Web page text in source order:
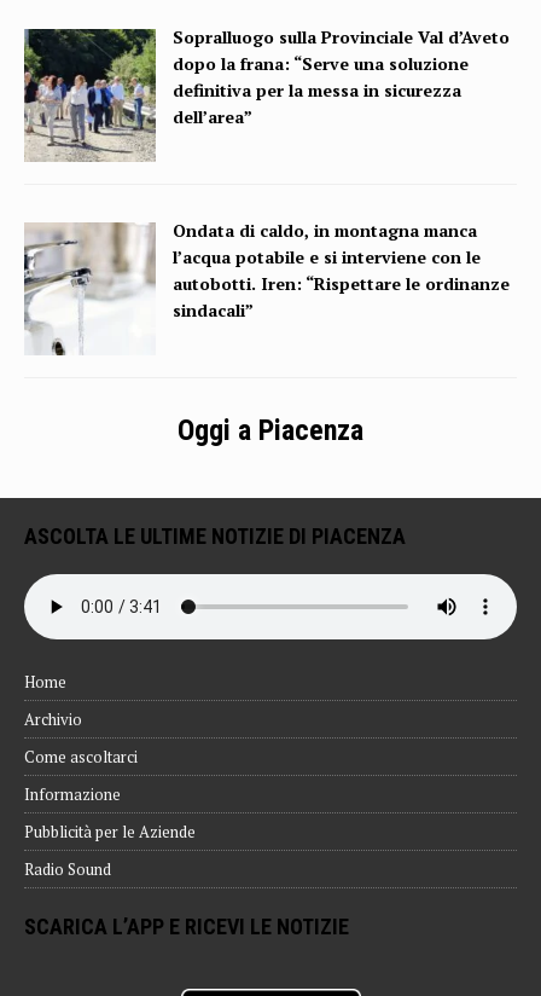
Sopralluogo sulla Provinciale Val d’Aveto
dopo la frana: “Serve una soluzione
definitiva per la messa in sicurezza
dell’area”
Ondata di caldo, in montagna manca
l’acqua potabile e si interviene con le
autobotti. Iren: “Rispettare le ordinanze
sindacali”
Oggi a Piacenza
ASCOLTA LE ULTIME NOTIZIE DI PIACENZA
Home
Archivio
Come ascoltarci
Informazione
Pubblicità per le Aziende
Radio Sound
SCARICA L’APP E RICEVI LE NOTIZIE